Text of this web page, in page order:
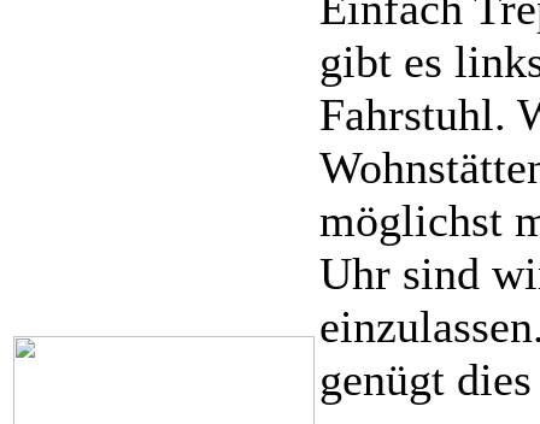
gibt es
Fahrstuhl.
möglichst
Uhr sind
genügt